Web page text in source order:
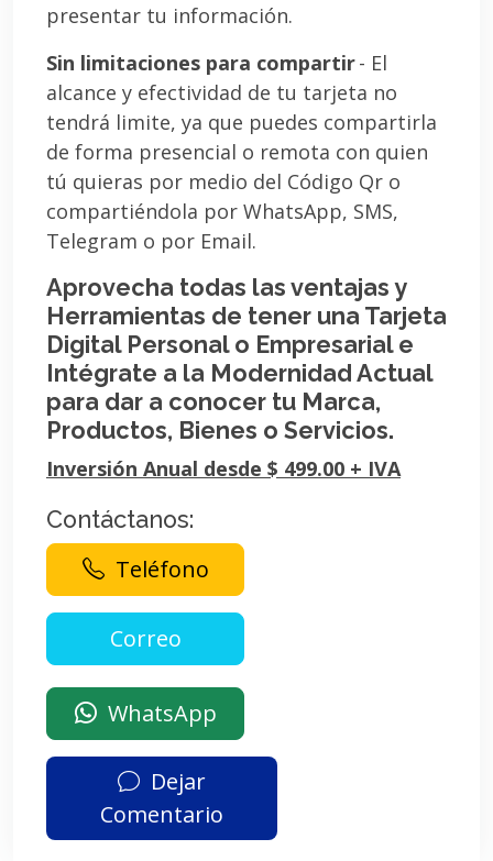
presentar tu información.
Sin limitaciones para compartir- El
alcance y efectividad de tu tarjeta no
tendrá limite, ya que puedes compartirla
de forma presencial o remota con quien
tú quieras por medio del Código Qr o
compartiéndola por WhatsApp, SMS,
Telegram o por Email.
Aprovecha todas las ventajas y
Herramientas de tener una Tarjeta
Digital Personal o Empresarial e
Intégrate a la Modernidad Actual
para dar a conocer tu Marca,
Productos, Bienes o Servicios.
Inversión Anual desde $ 499.00 + IVA
Contáctanos:
Teléfono
WhatsApp
Dejar
Comentario